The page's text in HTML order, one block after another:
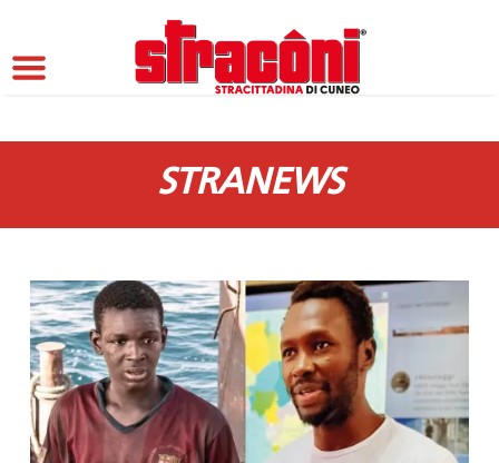
STRANEWS